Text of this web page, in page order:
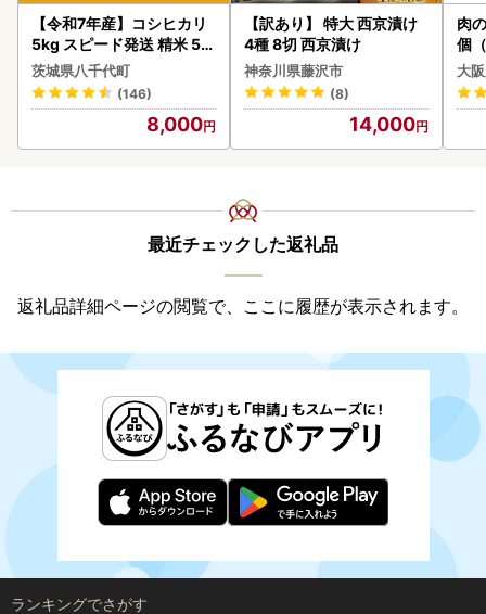
【令和7年産】コシヒカリ
5kg スピード発送 精米 5k
g x 1袋 白米 茨城県 八千代
町
茨城県八千代町
(146)
8,000
【訳あり】 特大 西京漬け
4種 8切 西京漬け
神奈川県藤沢市
(8)
14,000
肉
個
ー
わ
大
最近チェックした返礼品
返礼品詳細ページの閲覧で、ここに履歴が表示されます。
ランキングでさがす